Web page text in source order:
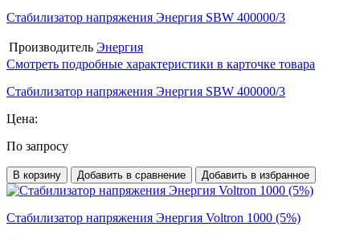
Стабилизатор напряжения Энергия SBW 400000/3
Производитель Энергия
Смотреть подробные характеристики в карточке товара
Стабилизатор напряжения Энергия SBW 400000/3
Цена:
По запросу
В корзину Добавить в сравнение Добавить в избранное
Стабилизатор напряжения Энергия Voltron 1000 (5%)